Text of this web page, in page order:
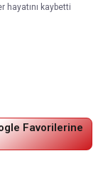
hayatını kaybetti
Favorilerine